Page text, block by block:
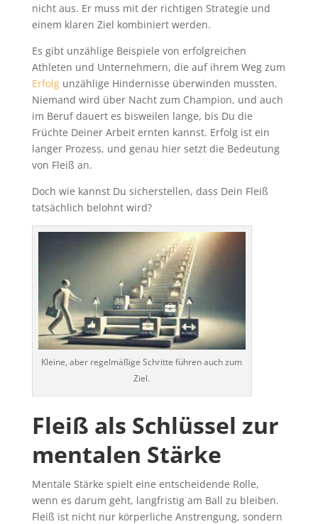
nicht aus. Er muss mit der richtigen Strategie und
einem klaren Ziel kombiniert werden.
Es gibt unzählige Beispiele von erfolgreichen
Athleten und Unternehmern, die auf ihrem Weg zum
Erfolgunzählige Hindernisse überwinden mussten.
Niemand wird über Nacht zum Champion, und auch
im Beruf dauert es bisweilen lange, bis Du die
Früchte Deiner Arbeit ernten kannst. Erfolg ist ein
langer Prozess, und genau hier setzt die Bedeutung
von Fleiß an.
Doch wie kannst Du sicherstellen, dass Dein Fleiß
tatsächlich belohnt wird?
Kleine, aber regelmäßige Schritte führen auch zum
Ziel.
Fleiß als Schlüssel zur
mentalen Stärke
Mentale Stärke spielt eine entscheidende Rolle,
wenn es darum geht, langfristig am Ball zu bleiben.
Fleiß ist nicht nur körperliche Anstrengung, sondern